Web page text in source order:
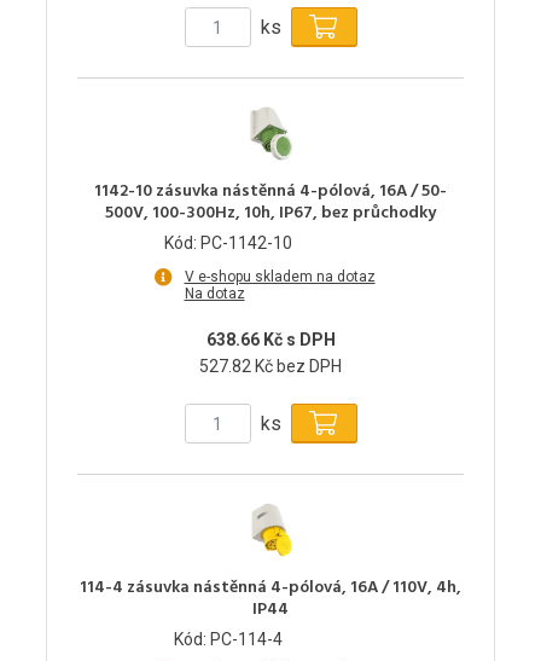
ks
1142-10 zásuvka nástěnná 4-pólová, 16A / 50-
500V, 100-300Hz, 10h, IP67, bez průchodky
Kód: PC-1142-10
V e-shopu skladem na dotaz
Na dotaz
638.66 Kč s DPH
527.82 Kč bez DPH
ks
114-4 zásuvka nástěnná 4-pólová, 16A / 110V, 4h,
IP44
Kód: PC-114-4